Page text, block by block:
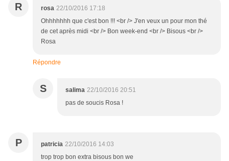
R rosa 22/10/2016 17:18
Ohhhhhhh que c'est bon !!! <br /> J'en veux un pour mon thé
de cet après midi <br /> Bon week-end <br /> Bisous <br />
Rosa
Répondre
S salima 22/10/2016 20:51
pas de soucis Rosa !
P patricia 22/10/2016 14:03
trop trop bon extra bisous bon we